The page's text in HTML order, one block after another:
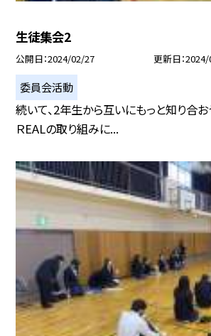
生徒集会2
公開日 2024/02/27 更新日
委員会活動
続いて、2年生から互いにもっと知り合お
ＲEALの取り組みに...